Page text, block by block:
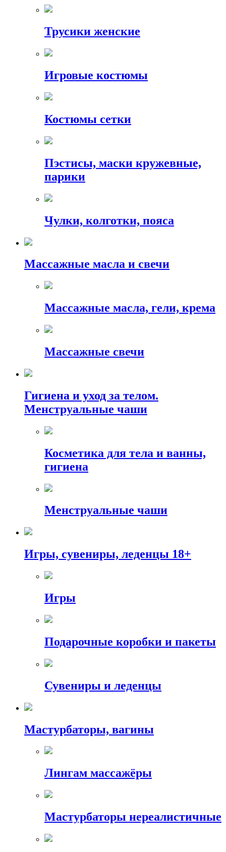
Трусики женские
Игровые костюмы
Костюмы сетки
Пэстисы, маски кружевные,
парики
Чулки, колготки, пояса
Массажные масла и свечи
Массажные масла, гели, крема
Массажные свечи
Гигиена и уход за телом.
Менструальные чаши
Косметика для тела и ванны,
гигиена
Менструальные чаши
Игры, сувениры, леденцы 18+
Игры
Подарочные коробки и пакеты
Сувениры и леденцы
Мастурбаторы, вагины
Лингам массажёры
Мастурбаторы нереалистичные